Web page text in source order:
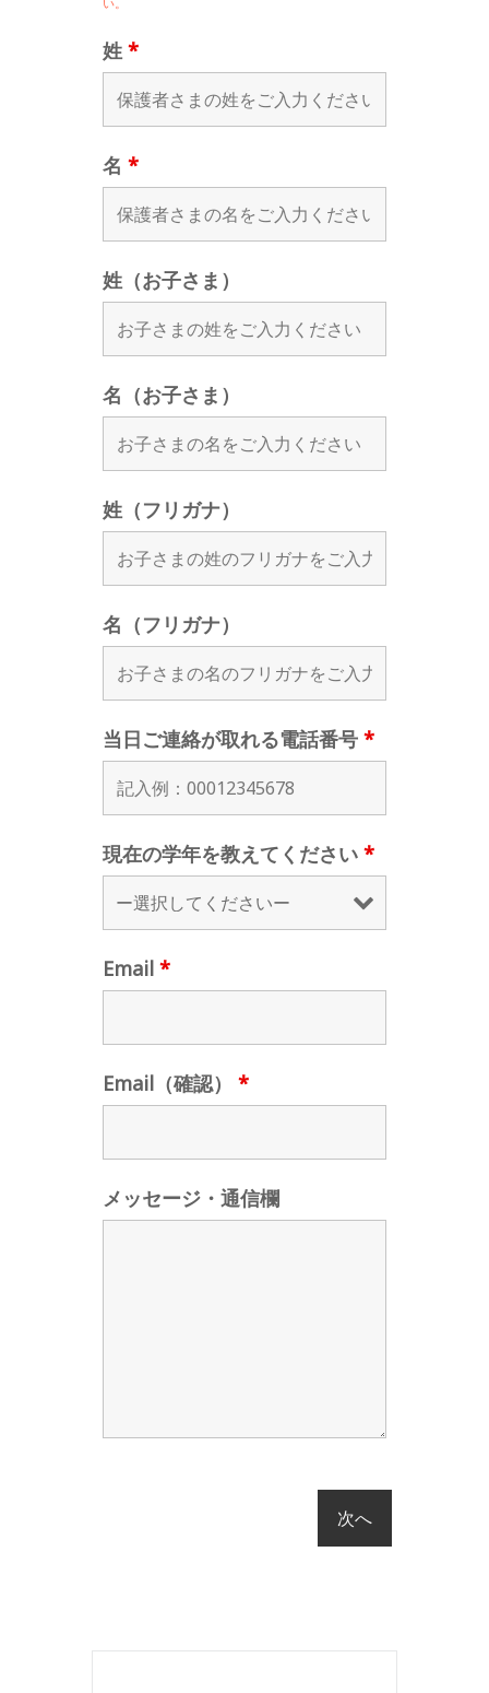
姓 *
名 *
姓（お子さま）
名（お子さま）
姓（フリガナ）
名（フリガナ）
当日ご連絡が取れる電話番号 *
現在の学年を教えてください *
Email *
Email（確認） *
メッセージ・通信欄